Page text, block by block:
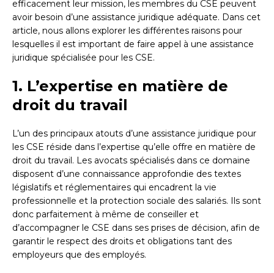
efficacement leur mission, les membres du CSE peuvent
avoir besoin d’une assistance juridique adéquate. Dans cet
article, nous allons explorer les différentes raisons pour
lesquelles il est important de faire appel à une assistance
juridique spécialisée pour les CSE.
1. L’expertise en matière de
droit du travail
L’un des principaux atouts d’une assistance juridique pour
les CSE réside dans l’expertise qu’elle offre en matière de
droit du travail. Les avocats spécialisés dans ce domaine
disposent d’une connaissance approfondie des textes
législatifs et réglementaires qui encadrent la vie
professionnelle et la protection sociale des salariés. Ils sont
donc parfaitement à même de conseiller et
d’accompagner le CSE dans ses prises de décision, afin de
garantir le respect des droits et obligations tant des
employeurs que des employés.